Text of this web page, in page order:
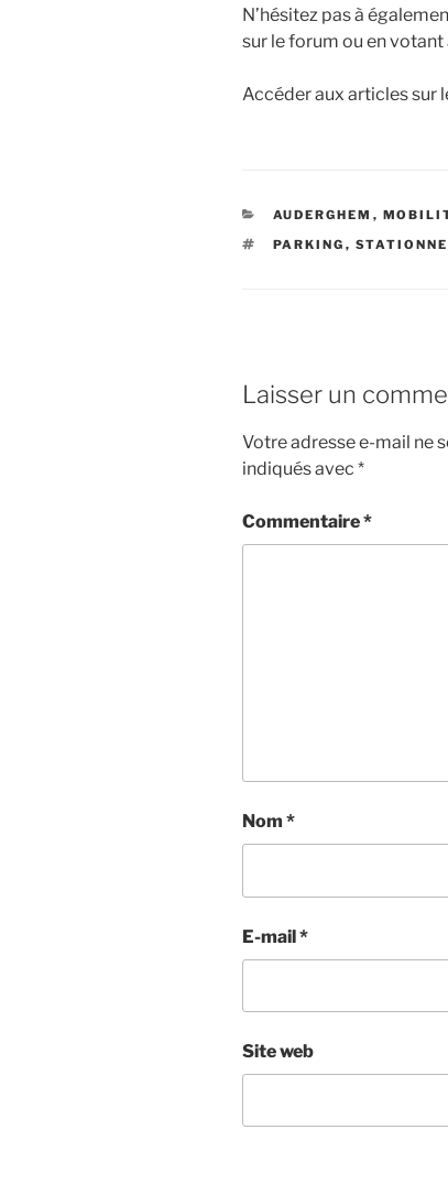
N’hésitez pas à
sur le forum ou en votant
Accéder aux articles sur
CATÉGORIES
AUDERGHEM ,
ÉTIQUETTES
PARKING ,
Laisser un
Votre adresse e-mail ne
indiqués avec *
Commentaire*
Nom *
E-mail*
Site web